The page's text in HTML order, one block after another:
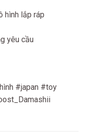
hình lắp ráp
yêu cầu
#japan #toy